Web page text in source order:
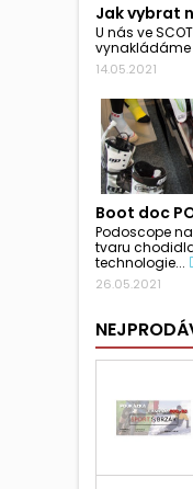
Jak vybrat
U nás ve
vynakládáme
14.05.2021
Boot doc
Podoscope
tvaru
technologie...
26.05.2021